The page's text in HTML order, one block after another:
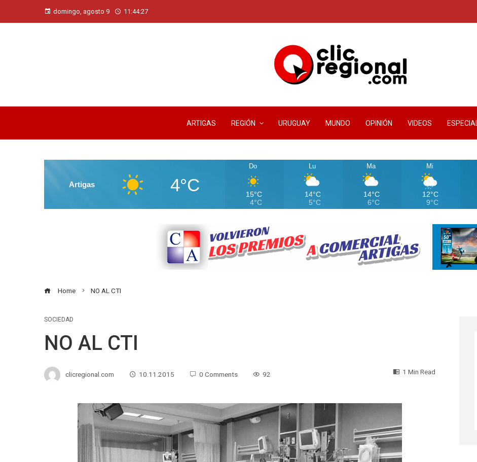
domingo, agosto 9 11:44:28
ARTIGAS REGIÓN URUGUAY MUNDO OPINIÓN VIDEOS
Artigas 4°C
Do
15°C
4°C
Lu
14°C
5°C
Ma
14°C
6°C
Mi
12°C
9°C
Home NO AL CTI
SOCIEDAD
NO AL CTI
clicregional.com 10.11.2015 0 Comments 92 1 Min Read